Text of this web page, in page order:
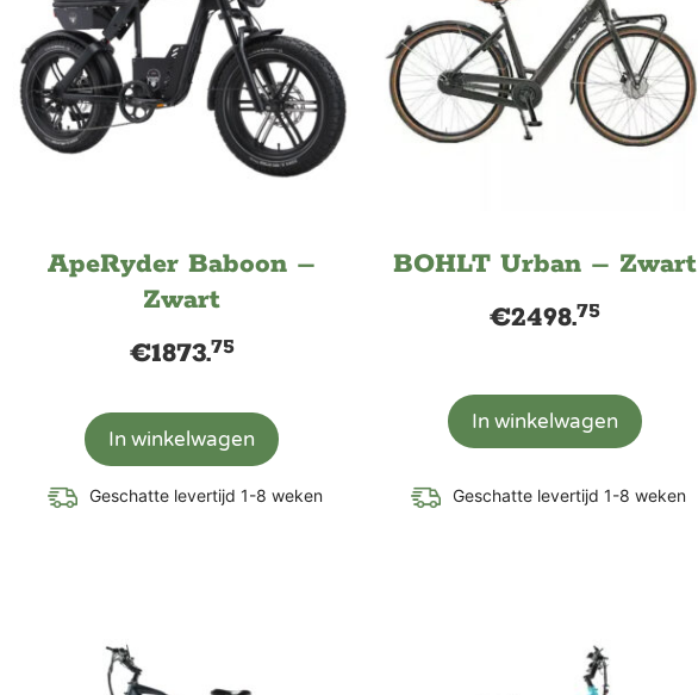
ApeRyder Baboon –
Zwart
€1873.75
In winkelwagen
Geschatte levertijd 1-8 weken
BOHLT Urban – Zwart
€2498.75
In winkelwagen
Geschatte levertijd 1-8 weken